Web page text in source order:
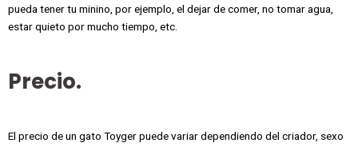
pueda tener tu minino, por ejemplo, el dejar de comer, no tomar agua,
estar quieto por mucho tiempo, etc.
Precio.
El precio de un gato Toyger puede variar dependiendo del criador, sexo